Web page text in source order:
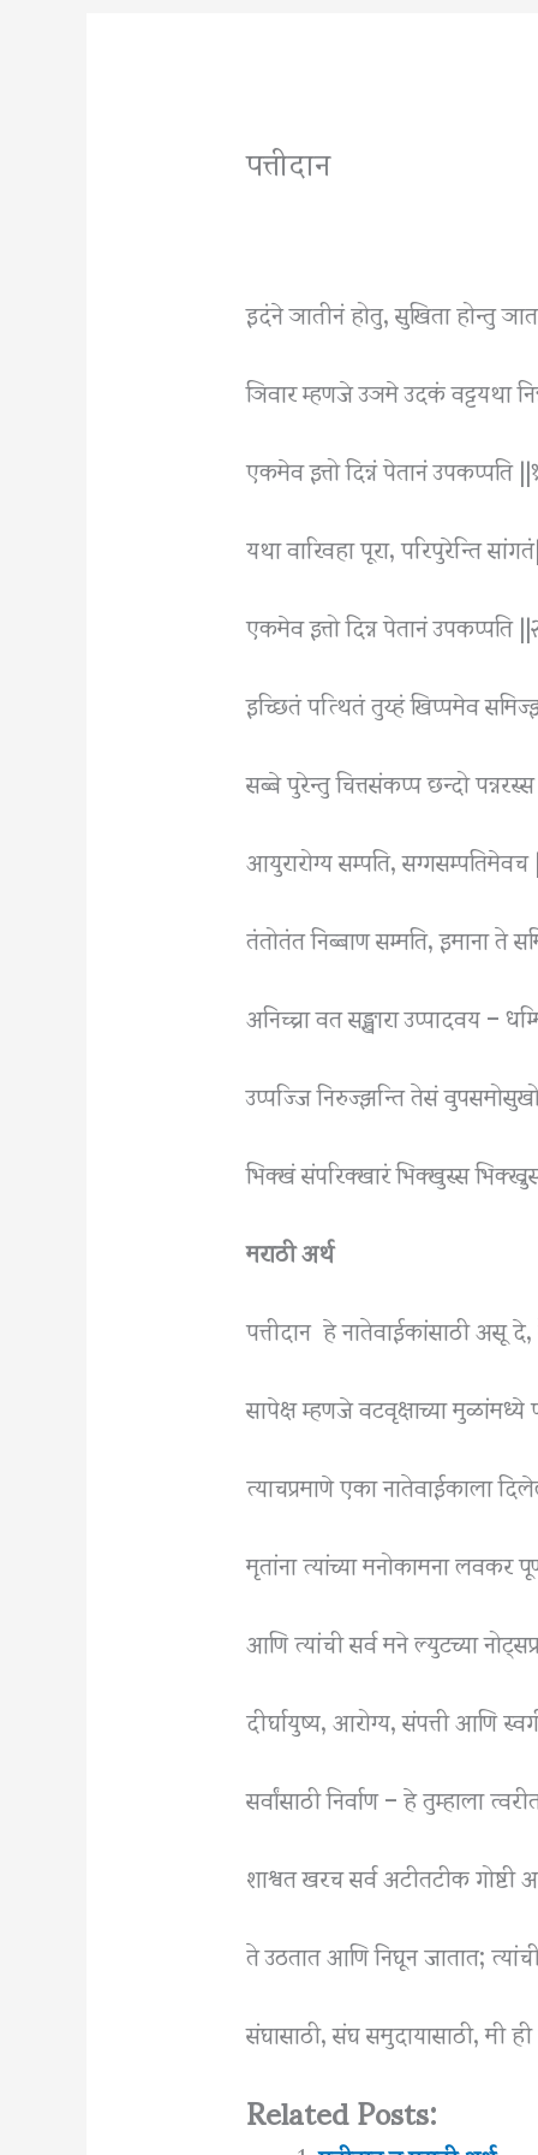
पत्तीदान
इदंने ञातीनं होतु, सुखिता होन्तु
ञिवार म्हणजे उञमे उदकं वट्टयथा
एकमेव इत्तो दिन्नं पेतानं उपकप्पति
यथा वारिवहा पूरा, परिपुरेन्ति सांगतं|
एकमेव इत्तो दिन्न पेतानं उपकप्पति
इच्छितं पत्थितं तुय्हं खिप्पमेव
सब्बे पुरेन्तु चित्तसंकप्प छन्दो
आयुरारोग्य सम्पति, सग्गसम्पतिमेवच |
तंतोतंत निब्बाण सम्मति, इमाना ते
अनिच्चा वत सङ्खारा उप्पादवय –
उप्पज्जि निरुज्झन्ति तेसं
भिक्खं संपरिक्खारं भिक्खुस्स
मराठी अर्थ
पत्तीदान हे नातेवाईकांसाठी असू
सापेक्ष म्हणजे वटवृक्षाच्या
त्याचप्रमाणे एका नातेवाईकाला
मृतांना त्यांच्या मनोकामना लवकर
आणि त्यांची सर्व मने ल्युटच्या
दीर्घायुष्य, आरोग्य, संपत्ती आणि
सर्वांसाठी निर्वाण – हे तुम्हाला
शाश्वत खरच सर्व अटीतटीक
ते उठतात आणि निघून जातात;
संघासाठी, संघ समुदायासाठी, मी
Related Posts: